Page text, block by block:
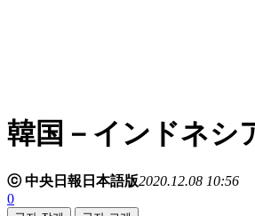
韓国－インドネシ
ⓒ 中央日報日本語版2020.12.08 10:56
0